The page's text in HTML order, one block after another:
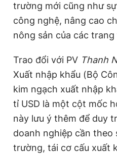
trường mới cũng như
công nghệ, nâng cao
nông sản của các
Trao đổi với PV Thanh
Xuất nhập khẩu (Bộ
kim ngạch xuất nhập
tỉ USD là một cột mốc
này lưu ý thêm để duy
doanh nghiệp cần theo
trường, tái cơ cấu xuất